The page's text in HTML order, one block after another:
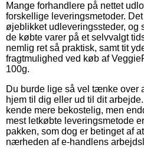
Mange forhandlere på nettet
forskellige leveringsmetoder.
øjeblikket udleveringssteder, og
de købte varer på et selvvalgt
nemlig ret så praktisk, samt tit
fragtmulighed ved køb af
100g.
Du burde lige så vel tænke over
hjem til dig eller ud til dit
kende mere bekostelig, men
mest letkøbte leveringsmetode
pakken, som dog er betinget af
nærheden af e-handlens